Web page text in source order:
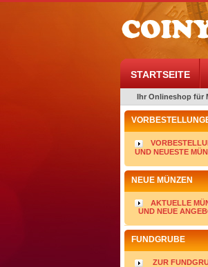
STARTSEITE
Ihr Onlineshop für
UND NEUESTE
NEUE MÜNZEN
AKTUELLE
UND NEUE
FUNDGRUBE
ZUR